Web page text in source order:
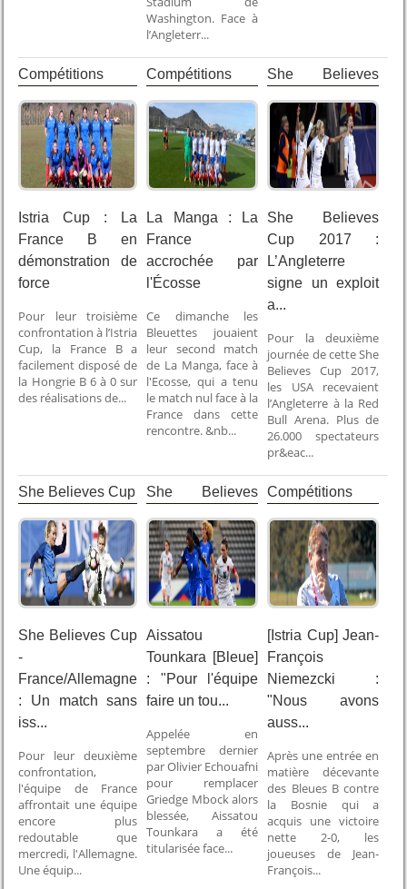
Washington. Face à
l’Angleterr...
Compétitions
Istria Cup : La
France B en
démonstration de
force
Pour leur troisième
confrontation à l’Istria
Cup, la France B a
facilement disposé de
la Hongrie B 6 à 0 sur
des réalisations de...
Compétitions
La Manga : La
France
accrochée par
l'Écosse
Ce dimanche les
Bleuettes jouaient
leur second match
de La Manga, face à
l'Ecosse, qui a tenu
le match nul face à la
France dans cette
rencontre. &nb...
She Believes
She Believes
Cup 2017 :
L’Angleterre
signe un exploit
a...
Pour la deuxième
journée de cette She
Believes Cup 2017,
les USA recevaient
l’Angleterre à la Red
Bull Arena. Plus de
26.000 spectateurs
pr&eac...
She Believes Cup
She Believes Cup
-
France/Allemagne
: Un match sans
iss...
Pour leur deuxième
confrontation,
l'équipe de France
affrontait une équipe
encore plus
redoutable que
mercredi, l'Allemagne.
Une équip...
She Believes
Aissatou
Tounkara [Bleue]
: "Pour l'équipe
faire un tou...
Appelée en
septembre dernier
par Olivier Echouafni
pour remplacer
Griedge Mbock alors
blessée, Aissatou
Tounkara a été
titularisée face...
Compétitions
[Istria Cup] Jean-
François
Niemezcki :
"Nous avons
auss...
Après une entrée en
matière décevante
des Bleues B contre
la Bosnie qui a
acquis une victoire
nette 2-0, les
joueuses de Jean-
François...